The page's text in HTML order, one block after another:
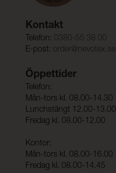
Kontakt
Telefon: 0380-55 38 00
E-post: order@nevotex.se
Öppettider
Telefon:
Mån-tors kl. 08.00-14.30
Lunchstängt 12.00-13.00
Fredag kl. 08.00-12.00
Kontor:
Mån-tors kl. 08.00-16.00
Fredag kl. 08.00-14.45